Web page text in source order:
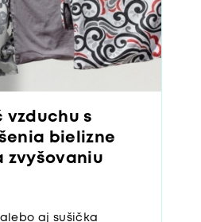
vzduchu s
bielizne
zvyšovaniu
ktorú nájdete pri